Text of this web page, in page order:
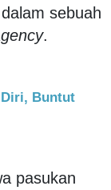
sebuah
.
Diri, Buntut
pasukan